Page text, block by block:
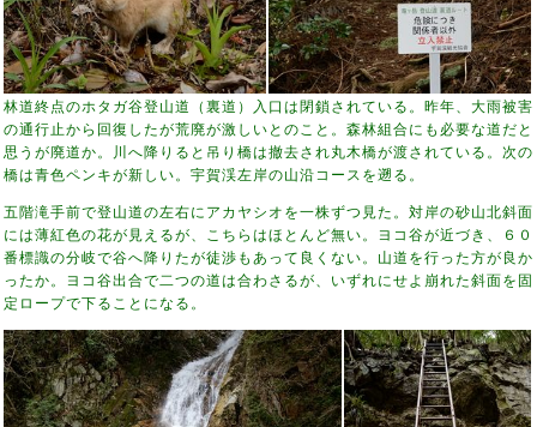
林道終点のホタガ谷登山道（裏道）入口は閉鎖されている。昨年、大雨被害
の通行止から回復したが荒廃が激しいとのこと。森林組合にも必要な道だと
思うが廃道か。川へ降りると吊り橋は撤去され丸木橋が渡されている。次の
橋は青色ペンキが新しい。宇賀渓左岸の山沿コースを遡る。
五階滝手前で登山道の左右にアカヤシオを一株ずつ見た。対岸の砂山北斜面
には薄紅色の花が見えるが、こちらはほとんど無い。ヨコ谷が近づき、６０
番標識の分岐で谷へ降りたが徒渉もあって良くない。山道を行った方が良か
ったか。ヨコ谷出合で二つの道は合わさるが、いずれにせよ崩れた斜面を固
定ロープで下ることになる。